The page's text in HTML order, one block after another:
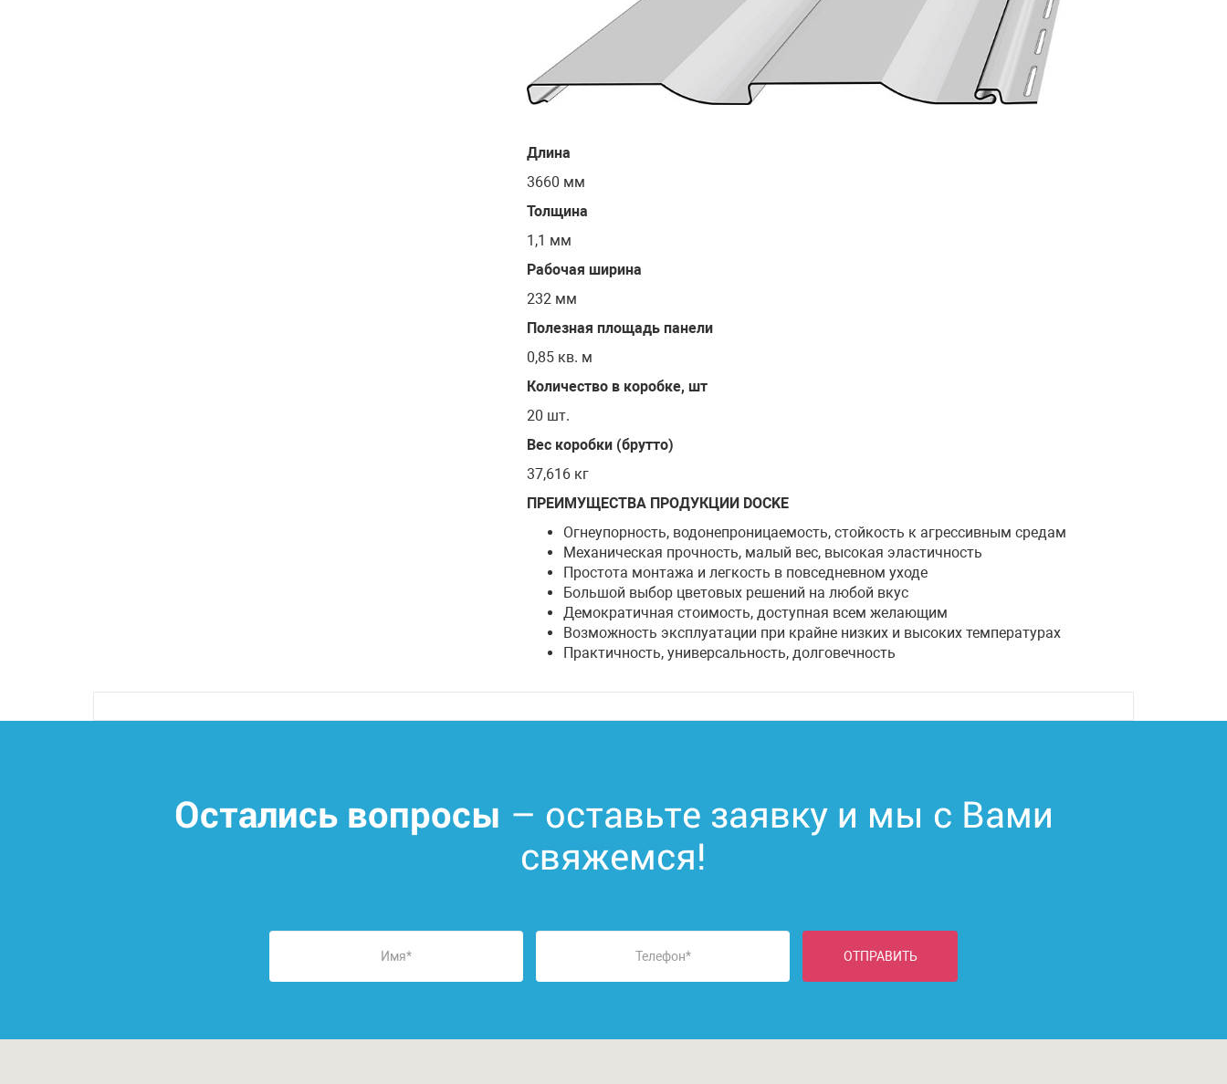
Длина
3660 мм
Толщина
1,1 мм
Рабочая ширина
232 мм
Полезная площадь панели
0,85 кв. м
Количество в коробке, шт
20 шт.
Вес коробки (брутто)
37,616 кг
ПРЕИМУЩЕСТВА ПРОДУКЦИИ DOCKE
Огнеупорность, водонепроницаемость, стойкость к агрессивным средам
Механическая прочность, малый вес, высокая эластичность
Простота монтажа и легкость в повседневном уходе
Большой выбор цветовых решений на любой вкус
Демократичная стоимость, доступная всем желающим
Возможность эксплуатации при крайне низких и высоких температурах
Практичность, универсальность, долговечность
Остались вопросы – оставьте заявку и мы с Вами
свяжемся!
ОТПРАВИТЬ